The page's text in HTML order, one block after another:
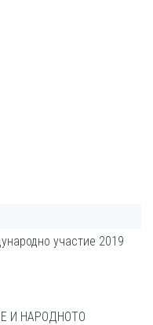
участие 2019
И НАРОДНОТО